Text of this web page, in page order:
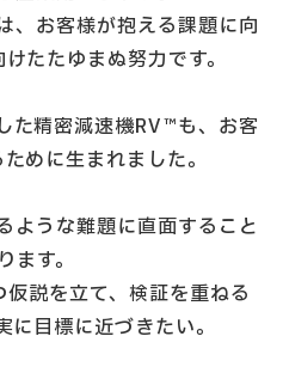
、お客様が抱える課題に向
たたゆまぬ努力です。
た精密減速機RV™も、お客
めに生まれました。
ような難題に直面すること
ます。
説を立て、検証を重ねる
に目標に近づきたい。